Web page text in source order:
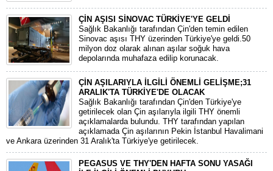
ÇİN AŞISI SİNOVAC TÜRKİYE'YE GELDİ
Sağlık Bakanlığı tarafından Çin'den temin edilen
Sinovac aşısı THY üzerinden Türkiye'ye geldi.50
milyon doz olarak alınan aşılar soğuk hava
depolarında muhafaza edilip korunacak.
ÇİN AŞILARIYLA İLGİLİ ÖNEMLİ GELİŞME;31
ARALIK'TA TÜRKİYE'DE OLACAK
Sağlık Bakanlığı tarafından Çin'den Türkiye'ye
getirilecek olan Çin aşılarıyla ilgili THY önemli
açıklamalarda bulundu. THY tarafından yapılan
açıklamada Çin aşılarının Pekin İstanbul Havalimani
ve Ankara üzerinden 31 Aralık'ta Türkiye'ye getirilecek.
PEGASUS VE THY'DEN HAFTA SONU YASAĞI